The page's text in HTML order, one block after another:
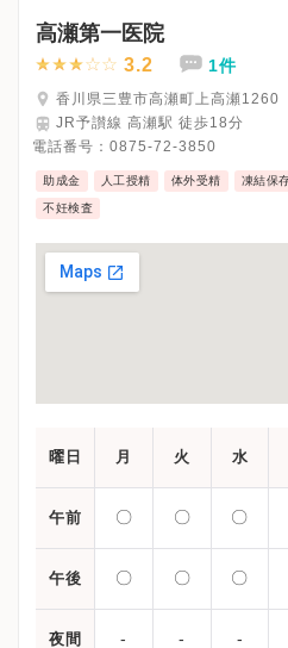
※診療科によってスケジュールが異
受診前には必ずクリニックHPを確
高瀬第一医院
3.2 1件
香川県三豊市高瀬町上高瀬1260
JR予讃線 高瀬駅 徒歩18分
電話番号： 0875-72-3850
助成金 人工授精 体外受精 凍結保
不妊検査
曜日 月 火 水
午前 〇 〇 〇
午後 〇 〇 〇
夜間 - - -